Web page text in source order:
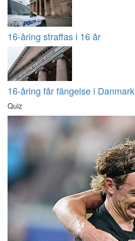
16-åring straffas i 16 år
16-åring får fängelse i Danmark
Quiz